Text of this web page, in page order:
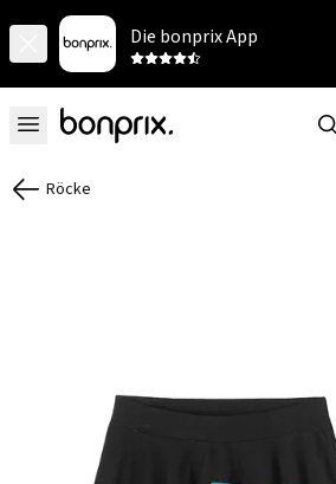
Die bonprix App
Röcke